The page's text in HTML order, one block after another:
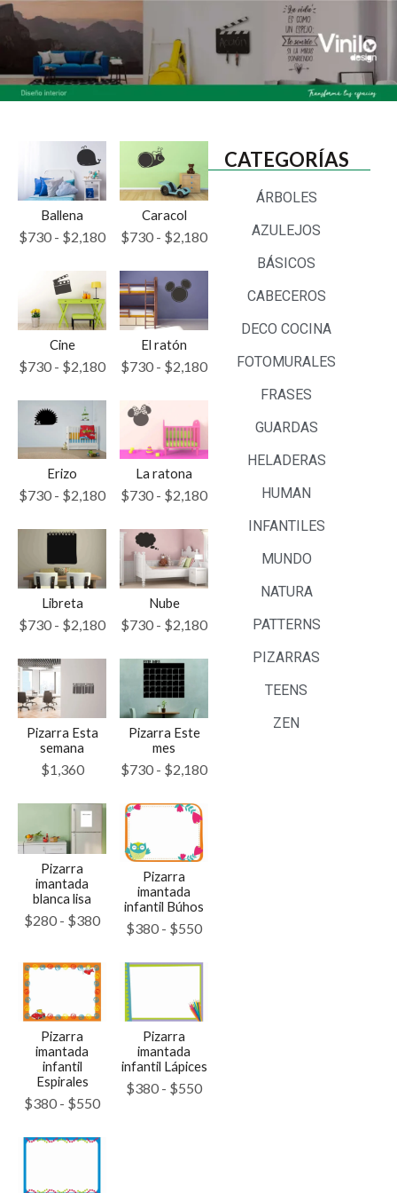
CATEGORÍAS
ÁRBOLES
AZULEJOS
BÁSICOS
CABECEROS
DECO COCINA
FOTOMURALES
FRASES
GUARDAS
HELADERAS
HUMAN
INFANTILES
MUNDO
NATURA
PATTERNS
PIZARRAS
TEENS
ZEN
Ballena
$730 - $2,180
Caracol
$730 - $2,180
Cine
$730 - $2,180
El ratón
$730 - $2,180
Erizo
$730 - $2,180
La ratona
$730 - $2,180
Libreta
$730 - $2,180
Nube
$730 - $2,180
Pizarra Esta
semana
$1,360
Pizarra Este
mes
$730 - $2,180
Pizarra
imantada
blanca lisa
$280 - $380
Pizarra
imantada
infantil Búhos
$380 - $550
Pizarra
imantada
infantil
Espirales
$380 - $550
Pizarra
imantada
infantil Lápices
$380 - $550